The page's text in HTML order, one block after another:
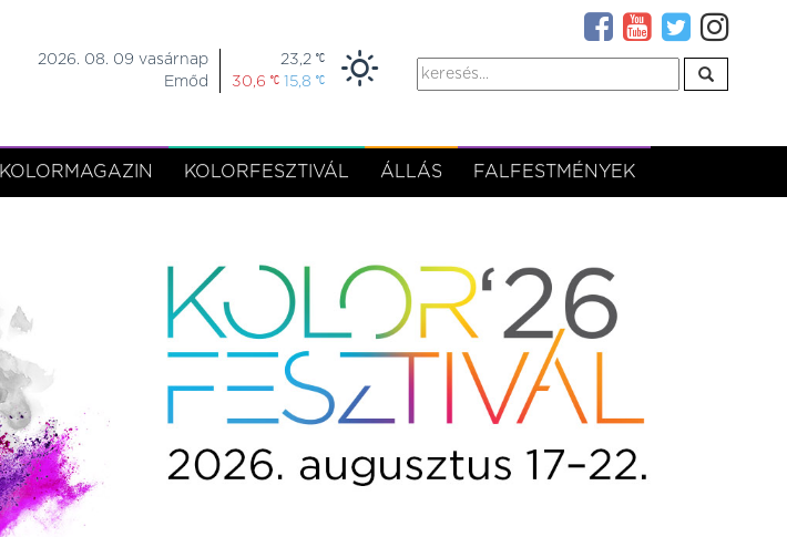
2026. 08. 09 vasárnap
Emőd
23,2
30,6
15,8
KOLORMAGAZIN KOLORFESZTIVÁL ÁLLÁS FALFESTMÉNYEK